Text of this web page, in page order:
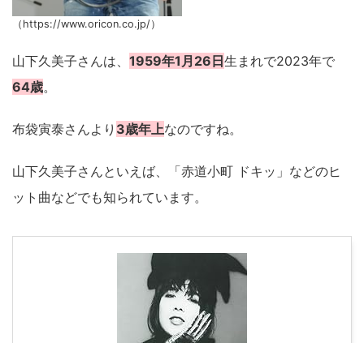
（https://www.oricon.co.jp/）
山下久美子さんは、 1959年1月26日生まれで2023年で
64歳。
布袋寅泰さんより 3歳年上なのですね。
山下久美子さんといえば、「赤道小町 ドキッ」などのヒ
ット曲などでも知られています。